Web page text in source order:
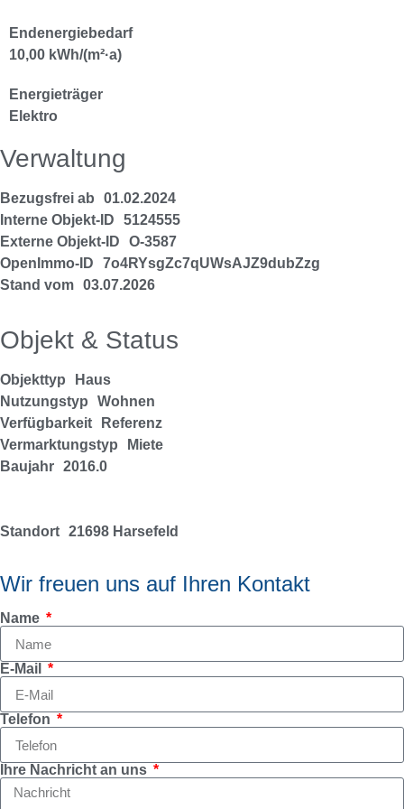
Endenergiebedarf
10,00 kWh/(m²·a)
Energieträger
Elektro
Verwaltung
Bezugsfrei ab
01.02.2024
Interne Objekt-ID
5124555
Externe Objekt-ID
O-3587
OpenImmo-ID
7o4RYsgZc7qUWsAJZ9dubZzg
Stand vom 03.07.2026
Objekt & Status
Objekttyp
Haus
Nutzungstyp
Wohnen
Verfügbarkeit
Referenz
Vermarktungstyp
Miete
Baujahr 2016.0
Standort 21698 Harsefeld
Wir freuen uns auf Ihren Kontakt
Name
E-Mail
Telefon
Ihre Nachricht an uns